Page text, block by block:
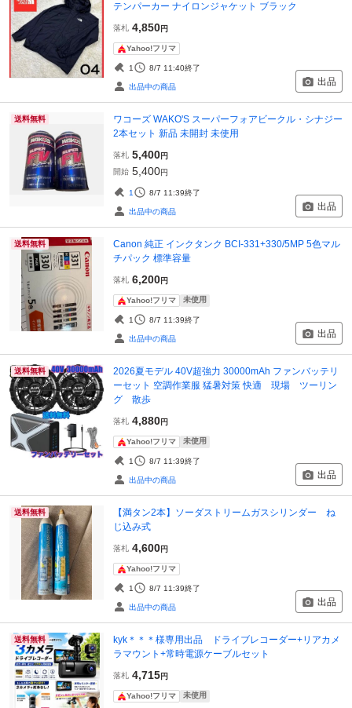
テンパーカー ナイロンジャケット ブラック
落札 4,850円
Yahoo!フリマ
1 8/7 11:40終了
出品中の商品 出品
送料無料
ワコーズ WAKO'S スーパーフォアビークル・シナジー
2本セット 新品 未開封 未使用
落札 5,400円
開始 5,400円
1 8/7 11:39終了
出品中の商品 出品
送料無料
Canon 純正 インクタンク BCI-331+330/5MP 5色マル
チパック 標準容量
落札 6,200円
Yahoo!フリマ 未使用
1 8/7 11:39終了
出品中の商品 出品
送料無料
2026夏モデル 40V超強力 30000mAh ファンバッテリ
ーセット 空調作業服 猛暑対策 快適 現場 ツーリン
グ 散歩
落札 4,880円
Yahoo!フリマ 未使用
1 8/7 11:39終了
出品中の商品 出品
送料無料
【満タン2本】ソーダストリームガスシリンダー ね
じ込み式
落札 4,600円
Yahoo!フリマ
1 8/7 11:39終了
出品中の商品 出品
送料無料
kyk＊＊＊様専用出品 ドライブレコーダー+リアカメ
ラマウント+常時電源ケーブルセット
落札 4,715円
Yahoo!フリマ 未使用